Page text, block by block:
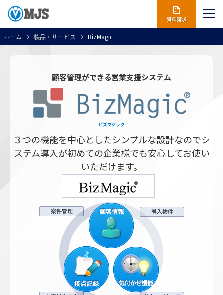
資料請求
ホーム 製品・サービス BizMagic
顧客管理ができる営業支援システム
ビズマジック
３つの機能を中心としたシンプルな設計なのでシ
ステム導入が初めての企業様でも安心してお使い
いただけます。